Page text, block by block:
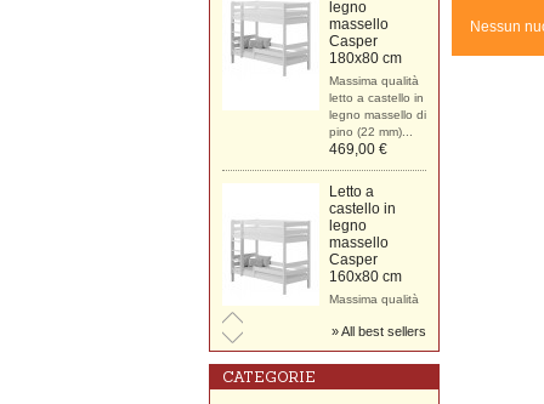
legno
massello
Casper
180x80 cm
Massima qualità
letto a castello in
legno massello di
pino (22 mm)...
469,00 €
Letto a
castello in
legno
massello
Casper
160x80 cm
Massima qualità
legno massello di
pino (22 mm)...
459,00 €
All best sellers
CATEGORIE
Nessun